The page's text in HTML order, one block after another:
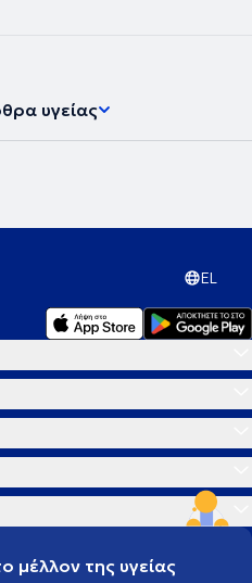
υγείας
EL
μέλλον της υγείας